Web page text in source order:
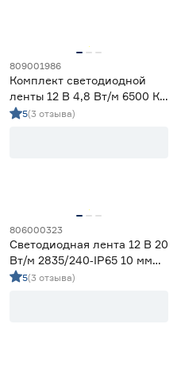
0
10
33
809001986
Комплект светодиодной
ленты 12 В 4,8 Вт/м 6500 К
IP65 2835 5 м ЭРА
5(3 отзыва)
806000323
Светодиодная лента 12 В 20
Вт/м 2835/240‑IP65 10 мм
дневной 5 м Geniled
5(3 отзыва)